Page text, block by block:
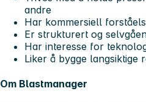
andre
Har kommersiell
Er strukturert og
Har interesse for
Liker å bygge langsiktige
Om Blastmanager